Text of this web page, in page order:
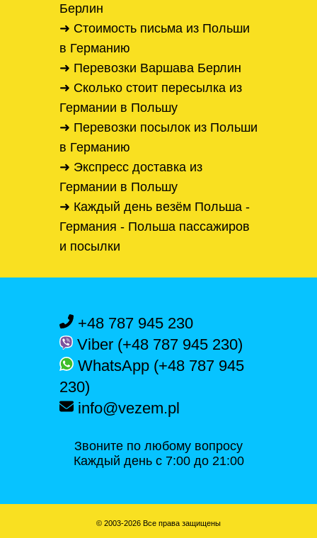
Берлин
➜ Стоимость письма из Польши
в Германию
➜ Перевозки Варшава Берлин
➜ Сколько стоит пересылка из
Германии в Польшу
➜ Перевозки посылок из Польши
в Германию
➜ Экспресс доставка из
Германии в Польшу
➜ Каждый день везём Польша -
Германия - Польша пассажиров
и посылки
+48 787 945 230
Viber (+48 787 945 230)
WhatsApp (+48 787 945
230)
info@vezem.pl
Звоните по любому вопросу
Каждый день с 7:00 до 21:00
© 2003-2026 Все права защищены